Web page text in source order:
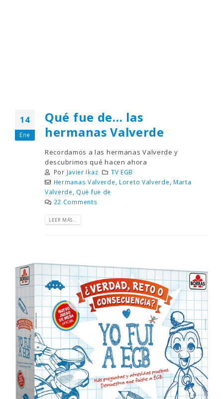
14
Ene
Qué fue de… las
hermanas Valverde
Recordamos a las hermanas Valverde y
descubrimos qué hacen ahora
Por Javier Ikaz
TV EGB
Hermanas Valverde
Loreto Valverde
Marta
Valverde
Qué fue de
22 Comments
LEER MÁS...